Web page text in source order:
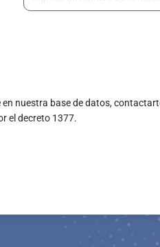
nuestra base de datos,
el decreto 1377.